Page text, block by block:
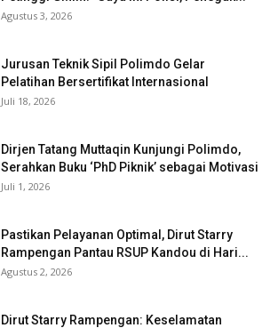
Agustus 3, 2026
Jurusan Teknik Sipil Polimdo Gelar
Pelatihan Bersertifikat Internasional
Juli 18, 2026
Dirjen Tatang Muttaqin Kunjungi Polimdo,
Serahkan Buku ‘PhD Piknik’ sebagai Motivasi
Juli 1, 2026
Pastikan Pelayanan Optimal, Dirut Starry
Rampengan Pantau RSUP Kandou di Hari...
Agustus 2, 2026
Dirut Starry Rampengan: Keselamatan